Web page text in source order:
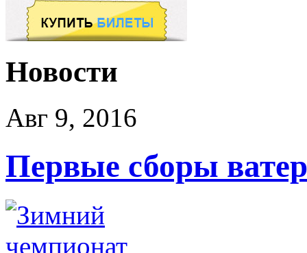
Новости
Авг 9, 2016
Первые сборы